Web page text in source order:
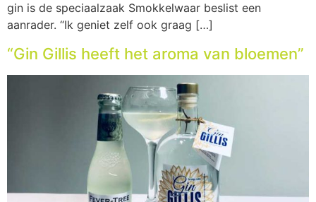
gin is de speciaalzaak Smokkelwaar beslist een
aanrader. “Ik geniet zelf ook graag […]
“Gin Gillis heeft het aroma van bloemen”